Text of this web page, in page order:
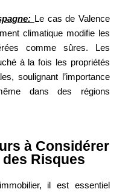
Le cas de Valence
climatique modifie les
comme sûres. Les
à la fois les propriétés
soulignant l’importance
dans des régions
à Considérer
des Risques
il est essentiel